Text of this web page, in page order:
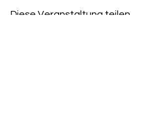
Diese Veranstaltung teilen